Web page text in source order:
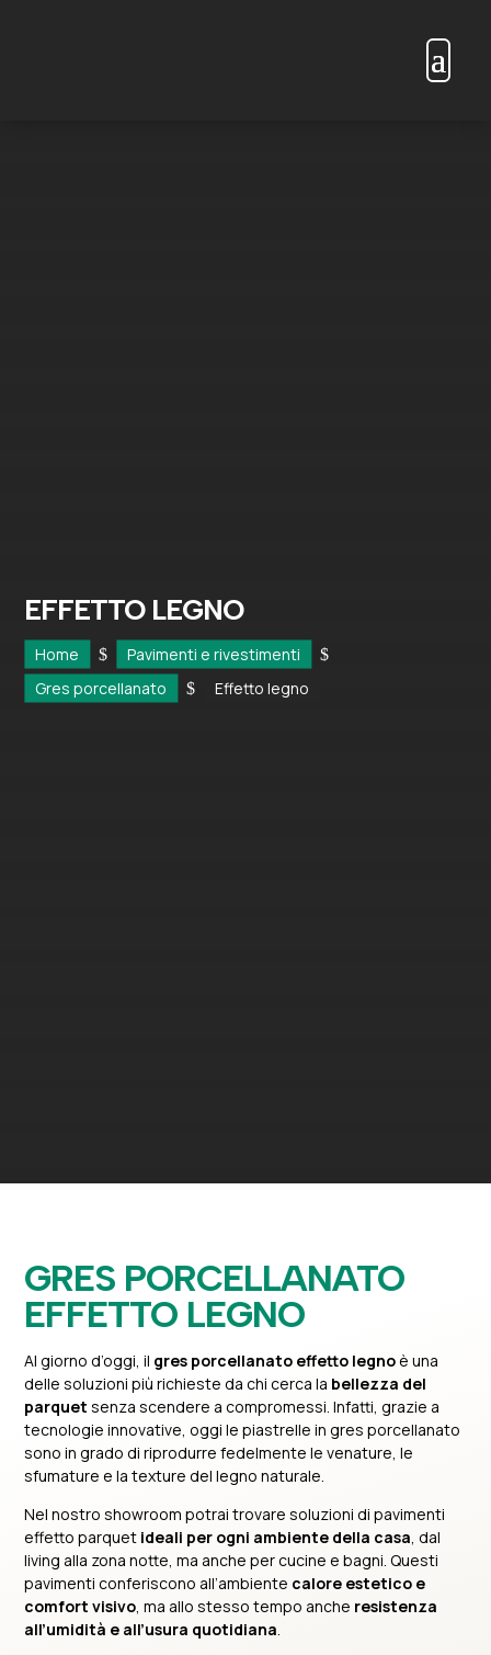
EFFETTO LEGNO
Home $ Pavimenti e rivestimenti $
Gres porcellanato $ Effetto legno
GRES PORCELLANATO
EFFETTO LEGNO
Al giorno d’oggi, il gres porcellanato effetto legnoè una
delle soluzioni più richieste da chi cerca la bellezza del
parquet senza scendere a compromessi. Infatti, grazie a
tecnologie innovative, oggi le piastrelle in gres porcellanato
sono in grado di riprodurre fedelmente le venature, le
sfumature e la texture del legno naturale.
Nel nostro showroom potrai trovare soluzioni di pavimenti
effetto parquet ideali per ogni ambiente della casa , dal
living alla zona notte, ma anche per cucine e bagni. Questi
pavimenti conferiscono all’ambiente calore estetico e
comfort visivo , ma allo stesso tempo anche resistenza
all’umidità e all’usura quotidiana